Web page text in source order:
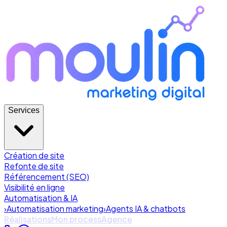
Services
Création de site
Refonte de site
Référencement (SEO)
Visibilité en ligne
Automatisation & IA
›Automatisation marketing›Agents IA & chatbots
RéalisationsMon processAgence